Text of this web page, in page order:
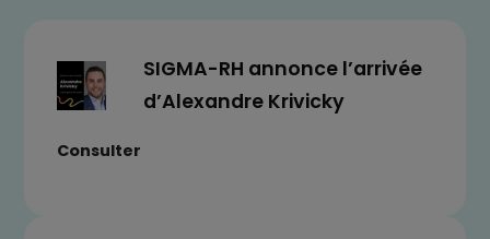
SIGMA-RH annonce l’arrivée
d’Alexandre Krivicky
Consulter